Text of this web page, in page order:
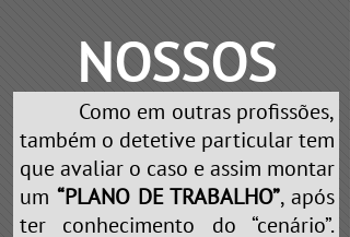
NOSSOS
SERVIÇOS
Como em outras profissões,
também o detetive particular tem
que avaliar o caso e assim montar
um “PLANO DE TRABALHO”, após
ter conhecimento do “cenário”.